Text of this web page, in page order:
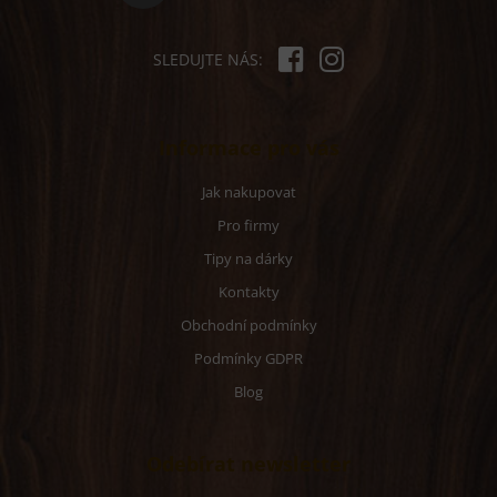
SLEDUJTE NÁS:
Jak nakupovat
Pro firmy
Tipy na dárky
Kontakty
Obchodní podmínky
Podmínky GDPR
Blog